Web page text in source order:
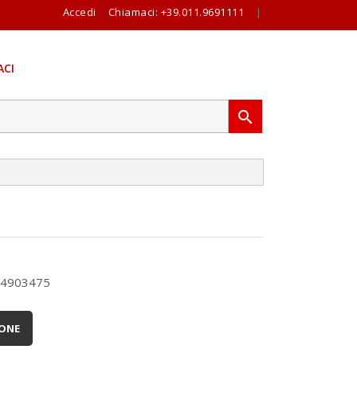
Accedi Chiamaci: +39.011.9691111 |
